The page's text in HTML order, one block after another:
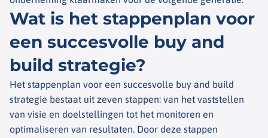
Wat is het stappenplan voor
een succesvolle buy and
build strategie?
Het stappenplan voor een succesvolle buy and build
strategie bestaat uit zeven stappen: van het vaststellen
van visie en doelstellingen tot het monitoren en
optimaliseren van resultaten. Door deze stappen